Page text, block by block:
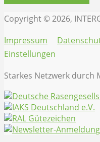
Copyright © 2026,
Impressum
Einstellungen
Starkes Netzwerk durch